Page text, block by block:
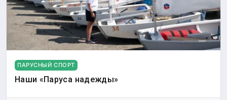
ПАРУСНЫЙ СПОРТ
Наши «Паруса надежды»